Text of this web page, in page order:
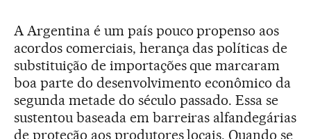
A Argentina é um país pouco propenso aos
acordos comerciais, herança das políticas de
substituição de importações que marcaram
boa parte do desenvolvimento econômico da
segunda metade do século passado. Essa se
sustentou baseada em barreiras alfandegárias
de proteção aos produtores locais. Quando se